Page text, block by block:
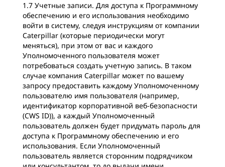
1.7 Учетные записи. Для доступа к Программному
обеспечению и его использования необходимо
войти в систему, следуя инструкциям от компании
Caterpillar (которые периодически могут
меняться), при этом от вас и каждого
Уполномоченного пользователя может
потребоваться создать учетную запись. В таком
случае компания Caterpillar может по вашему
запросу предоставить каждому Уполномоченному
пользователю имя пользователя (например,
идентификатор корпоративной веб-безопасности
(CWS ID)), а каждый Уполномоченный
пользователь должен будет придумать пароль для
доступа к Программному обеспечению и его
использования. Если Уполномоченный
пользователь является сторонним подрядчиком